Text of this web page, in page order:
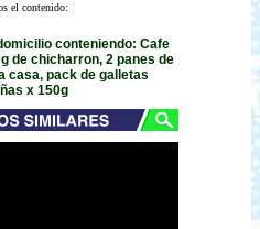
el contenido:
conteniendo: Cafe
de chicharron, 2 panes de
casa, pack de galletas
x 150g